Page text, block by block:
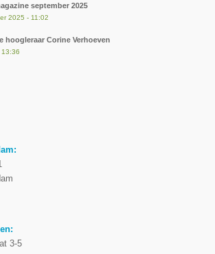
september 2025
2025 - 11:02
hoogleraar Corine Verhoeven
13:36
3-5